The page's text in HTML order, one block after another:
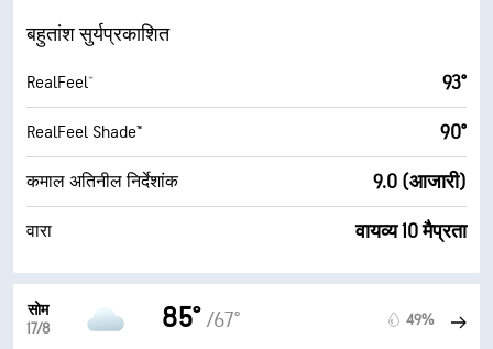
बहुतांश सुर्यप्रकाशित
RealFeel® 93°
RealFeel Shade™ 90°
कमाल अतिनील निर्देशांक 9.0 (आजारी)
वारा वायव्य 10 मैप्रता
सोम
17/8
85° /67° 49%